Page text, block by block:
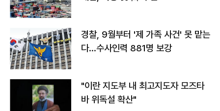
경찰, 9월부터 '제 가족 사건' 못 맡는
다…수사인력 881명 보강
"이란 지도부 내 최고지도자 모즈타
바 위독설 확산"